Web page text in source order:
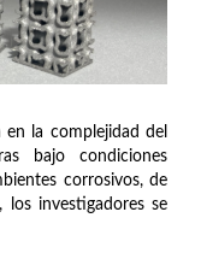
la complejidad del
bajo condiciones
corrosivos, de
los investigadores se